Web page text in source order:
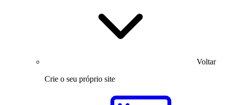
Voltar
Crie o seu próprio site